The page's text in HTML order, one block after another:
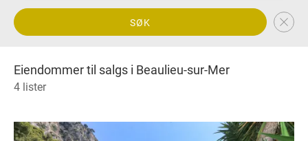
SØK
Eiendommer til salgs i Beaulieu-sur-Mer
4 lister